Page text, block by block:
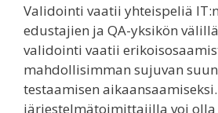
Validointi vaatii yhteispeliä
edustajien ja QA-yksikön
validointi vaatii
mahdollisimman sujuvan
testaamisen
järjestelmätoimittajilla voi olla